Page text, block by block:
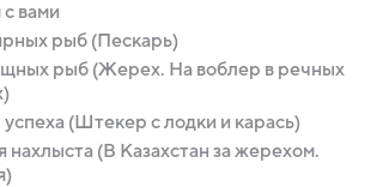
вами
рыб (Пескарь)
рыб (Жерех. На воблер в речных
(Штекер с лодки и карась)
нахлыста (В Казахстан за жерехом.